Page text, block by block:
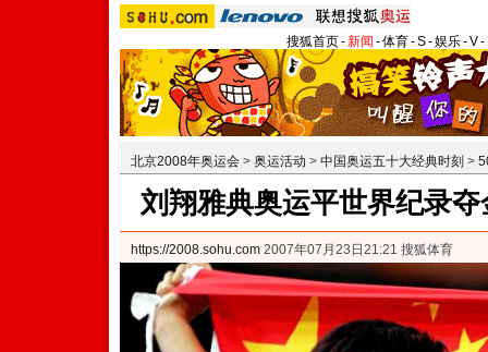
搜狐首页-新闻 -体育-S-娱乐-V-
北京2008年奥运会 > 奥运活动 > 中国奥运五十大经典时刻 >
刘翔雅典奥运平世界纪录
https://2008.sohu.com 2007年07月23日21:21 搜狐体育